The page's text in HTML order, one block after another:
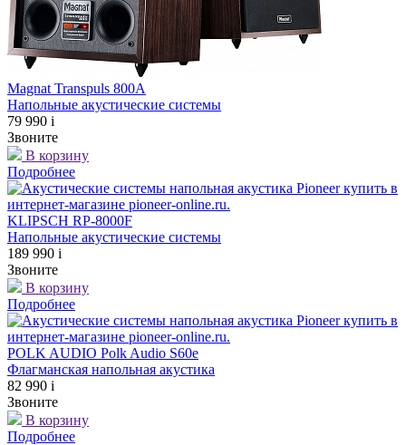
Magnat Transpuls 800A
Напольные акустические системы
79 990 i
Звоните
В корзину
Подробнее
KLIPSCH RP-8000F
Напольные акустические системы
189 990 i
Звоните
В корзину
Подробнее
POLK AUDIO Polk Audio S60е
Флагманская напольная акустика
82 990 i
Звоните
В корзину
Подробнее